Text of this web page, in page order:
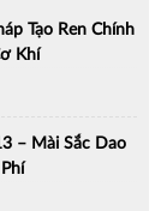
Tạo Ren Chính
Khí
– Mài Sắc Dao